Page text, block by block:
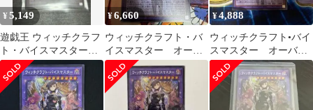
¥5,149
遊戯王 ウィッチクラフ
ト・バイスマスター
オーバーフレーム
¥6,660
ウィッチクラフト・バ
イスマスター オーバ
ーフレーム シークレ
ット
¥4,888
ウィッチクラフト•バイ
スマスター オーバー
フレーム シークレット